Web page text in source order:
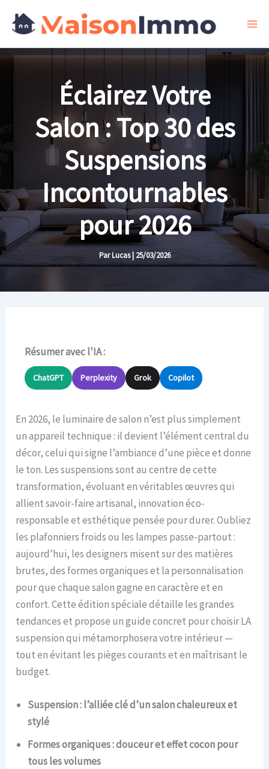
Éclairez Votre
Salon : Top 30 des
Suspensions
Incontournables
pour 2026
ParLucas| 25/03/2026
Résumer avec l'IA :
ChatGPT Perplexity Grok Copilot
En 2026, le luminaire de salon n’est plus simplement
un appareil technique : il devient l’élément central du
décor, celui qui signe l’ambiance d’une pièce et donne
le ton. Les suspensions sont au centre de cette
transformation, évoluant en véritables œuvres qui
allient savoir-faire artisanal, innovation éco-
responsable et esthétique pensée pour durer. Oubliez
les plafonniers froids ou les lampes passe-partout :
aujourd’hui, les designers misent sur des matières
brutes, des formes organiques et la personnalisation
pour que chaque salon gagne en caractère et en
confort. Cette édition spéciale détaille les grandes
tendances et propose un guide concret pour choisir LA
suspension qui métamorphosera votre intérieur —
tout en évitant les pièges courants et en maîtrisant le
budget.
Suspension : l’alliée clé d’un salon chaleureux et
stylé
Formes organiques : douceur et effet cocon pour
tous les volumes